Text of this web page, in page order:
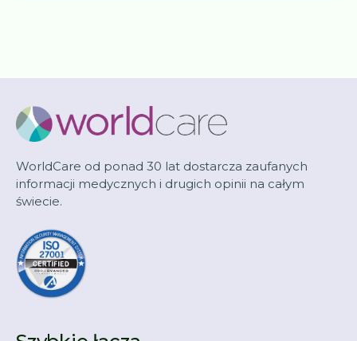
WorldCare od ponad 30 lat dostarcza zaufanych
informacji medycznych i drugich opinii na całym
świecie.